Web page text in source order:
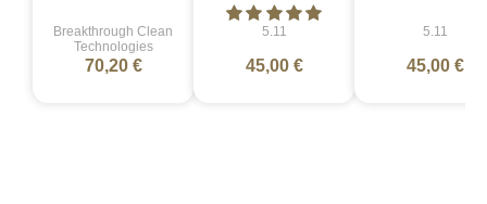
Breakthrough Clean
Technologies
70,20 €
5.11
45,00 €
5.11
45,00 €